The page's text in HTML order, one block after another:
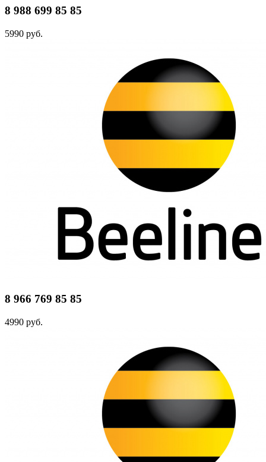
8 988 699 85 85
5990 руб.
8 966 769 85 85
4990 руб.